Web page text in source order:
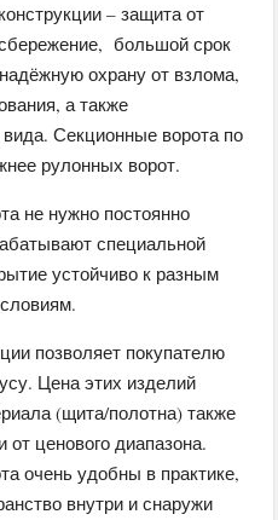
– защита от
большой срок
охрану от взлома,
а также
Секционные ворота по
рулонных ворот.
не нужно постоянно
специальной
устойчиво к разным
позволяет покупателю
Цена этих изделий
(щита/полотна) также
ценового диапазона.
очень удобны в практике,
внутри и снаружи